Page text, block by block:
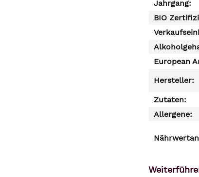
Jahrgang:
BIO
European
Hersteller:
Zutaten:
Allergene: